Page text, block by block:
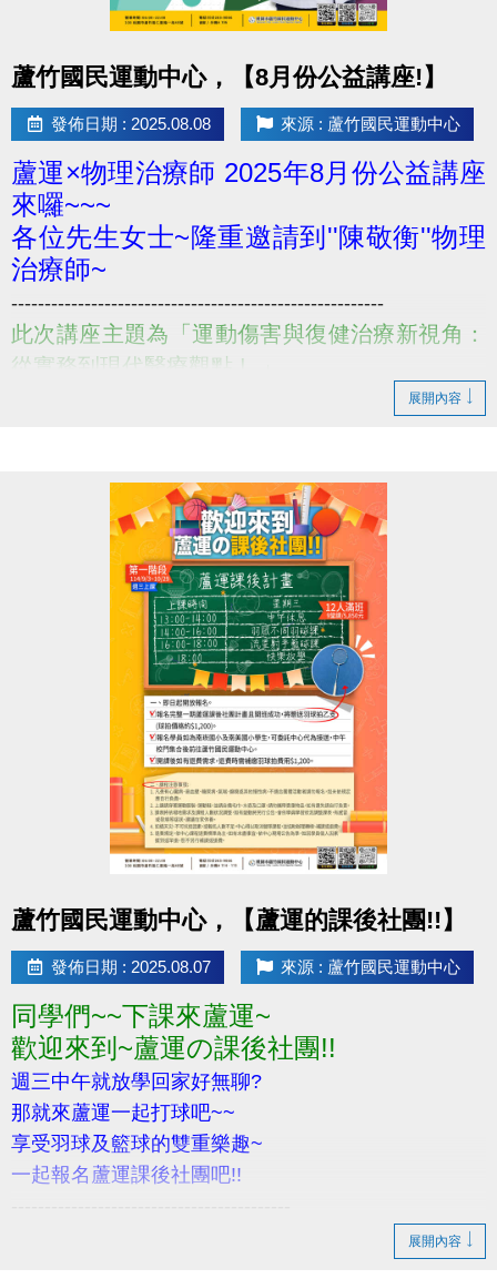
蘆竹國民運動中心，【8月份公益講座!】
發佈日期 : 2025.08.08 來源 : 蘆竹國民運動中心
蘆運×物理治療師 2025年8月份公益講座
來囉~~~
各位先生女士~隆重邀請到''陳敬衡''物理
治療師~
--------------------------------------------------------
此次講座主題為「運動傷害與復健治療新視角：
從實務到現代醫療觀點 ! 」
不要只會冰敷熱敷？其實你可以做得更多。
科技不是只有儀器治療，新型態治療模式帶你恢復更
--------------------------------------------------------
活動日期：114/08/16(六)上午10:00~11:30
活動地點：桃園市蘆竹區仁愛路一段49號，3樓社區教
參加對象：有興趣者皆可報名，參加者皆有小禮物!!
---------------------------------------------------
報名請掃QR-CODE或點選下方連結填寫報名喔!!
報名連結 :
https://docs.google.com/forms/d/e/1FAIpQLSdkECt-
usp=header
名額限30名喔! 報滿為止~~
---------------------------------------------------
歡迎所有對醫療、物理治療有興趣之民眾報名參加！
若有相關問題，請電洽 03-2639066 #106
展開內容
蘆竹國民運動中心，【蘆運的課後社團!!】
發佈日期 : 2025.08.07 來源 : 蘆竹國民運動中心
同學們~~下課來蘆運~
歡迎來到~蘆運の課後社團!!
週三中午就放學回家好無聊?
那就來蘆運一起打球吧~~
享受羽球及籃球的雙重樂趣~
一起報名蘆運課後社團吧!!
展開內容